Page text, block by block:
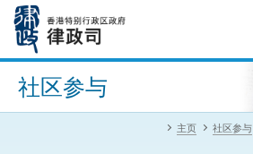
内
进阶搜寻
社区参与
主页 社区参与